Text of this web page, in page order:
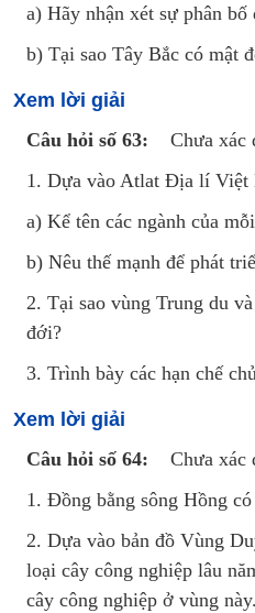
a) Hãy nhận xét sự phân
b) Tại sao Tây Bắc có mật
Xem lời giải
Câu hỏi số 63:
Chưa xác
1. Dựa vào Atlat Địa lí Việt
a) Kể tên các ngành của
b) Nêu thế mạnh để phát
2. Tại sao vùng Trung du
đới?
3. Trình bày các hạn chế
Xem lời giải
Câu hỏi số 64:
Chưa xác
1. Đồng bằng sông Hồng
2. Dựa vào bản đồ Vùng
loại cây công nghiệp lâu
cây công nghiệp ở vùng này.